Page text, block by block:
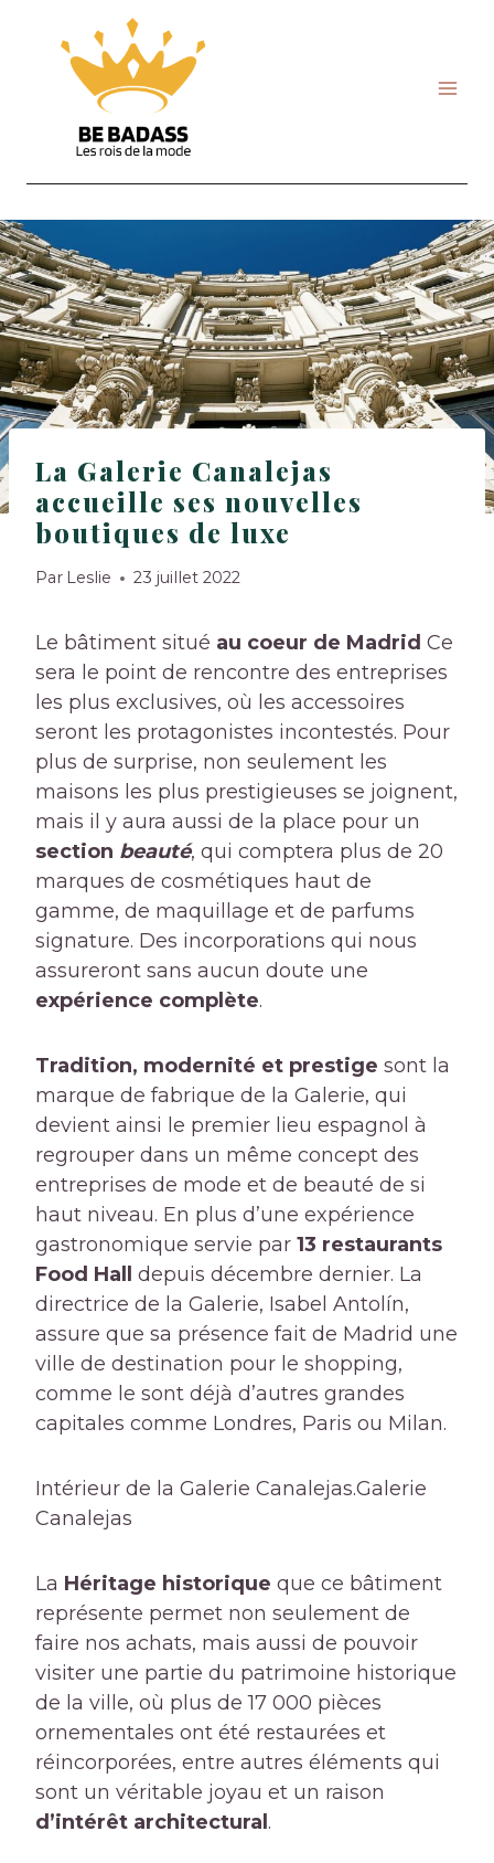
content
La Galerie Canalejas
accueille ses nouvelles
boutiques de luxe
Par Leslie 23 juillet 2022
Le bâtiment situé au coeur de Madrid Ce
sera le point de rencontre des entreprises
les plus exclusives, où les accessoires
seront les protagonistes incontestés. Pour
plus de surprise, non seulement les
maisons les plus prestigieuses se joignent,
mais il y aura aussi de la place pour un
section beauté, qui comptera plus de 20
marques de cosmétiques haut de
gamme, de maquillage et de parfums
signature. Des incorporations qui nous
assureront sans aucun doute une
expérience complète.
Tradition, modernité et prestige sont la
marque de fabrique de la Galerie, qui
devient ainsi le premier lieu espagnol à
regrouper dans un même concept des
entreprises de mode et de beauté de si
haut niveau. En plus d’une expérience
gastronomique servie par 13 restaurants
Food Hall
depuis décembre dernier. La
directrice de la Galerie, Isabel Antolín,
assure que sa présence fait de Madrid une
ville de destination pour le shopping,
comme le sont déjà d’autres grandes
capitales comme Londres, Paris ou Milan.
Intérieur de la Galerie Canalejas.Galerie
Canalejas
La Héritage historique que ce bâtiment
représente permet non seulement de
faire nos achats, mais aussi de pouvoir
visiter une partie du patrimoine historique
de la ville, où plus de 17 000 pièces
ornementales ont été restaurées et
réincorporées, entre autres éléments qui
sont un véritable joyau et un raison
d’intérêt architectural .